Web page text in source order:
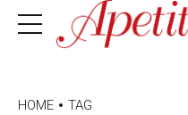
HOME TAG